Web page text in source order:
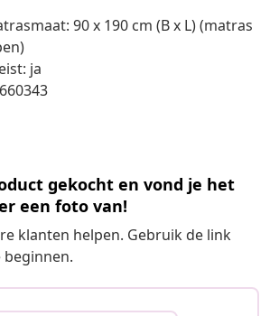
90 x 190 cm (B x L) (matras
ja
gekocht en vond je het
een foto van!
klanten helpen. Gebruik de link